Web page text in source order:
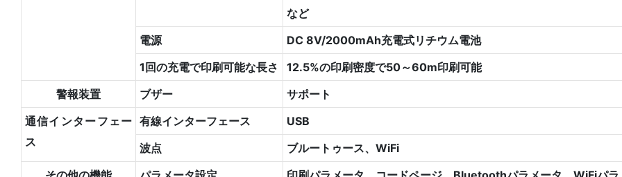
など
電源
DC 8V/2000mAh充電式リチウム電池
1回の充電で印刷可能な長さ
12.5%の印刷密度で50～60m印刷可能
警報装置
ブザー
サポート
通信インターフェー
ス
有線インターフェース
USB
波点
ブルートゥース、WiFi